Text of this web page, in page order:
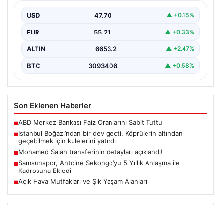
USD 47.70 ▲ +0.15%
EUR 55.21 ▲ +0.33%
ALTIN 6653.2 ▲ +2.47%
BTC 3093406 ▲ +0.58%
Son Eklenen Haberler
■ABD Merkez Bankası Faiz Oranlarını Sabit Tuttu
■İstanbul Boğazı’ndan bir dev geçti. Köprülerin altından
geçebilmek için kulelerini yatırdı
■Mohamed Salah transferinin detayları açıklandı!
■Samsunspor, Antoine Sekongo’yu 5 Yıllık Anlaşma ile
Kadrosuna Ekledi
■Açık Hava Mutfakları ve Şık Yaşam Alanları